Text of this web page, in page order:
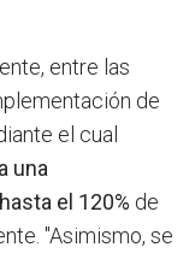
entre las
de
el cual
una
el 120% de
"Asimismo, se